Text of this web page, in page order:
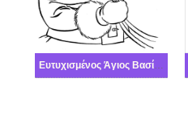
Ευτυχισμένος Άγιος Βασίλης δωρεάν